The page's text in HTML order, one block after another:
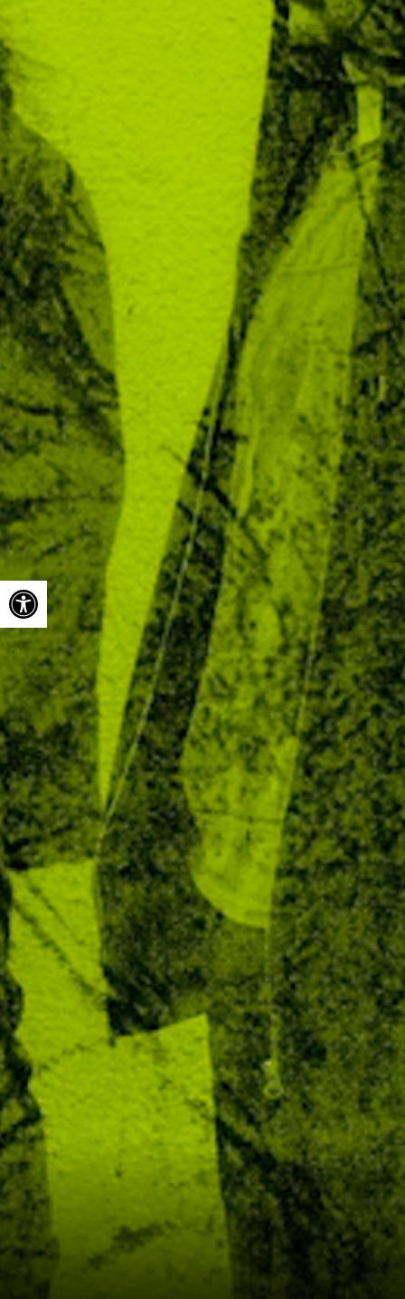
Ouvrir la barre d’outils